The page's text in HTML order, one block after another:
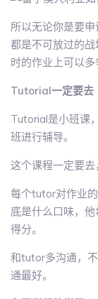
所以无论你是要
都是不可放过的
时的作业上可以多
Tutorial一定要去
Tutorial是小班课
班进行辅导。
这个课程一定要去
每个tutor对作业
底是什么口味，
得分。
和tutor多沟通，
通最好。